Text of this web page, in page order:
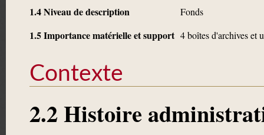
1.4 Niveau de description Fonds
1.5 Importance matérielle et support 4 boîtes d'archives et
Contexte
2.2 Histoire